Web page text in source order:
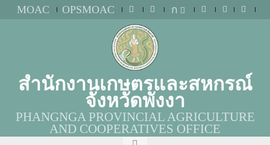
MOAC OPSMOAC ก
สำนักงานเกษตรและสหกรณ์
จังหวัดพังงา
PHANGNGA PROVINCIAL AGRICULTURE
AND COOPERATIVES OFFICE